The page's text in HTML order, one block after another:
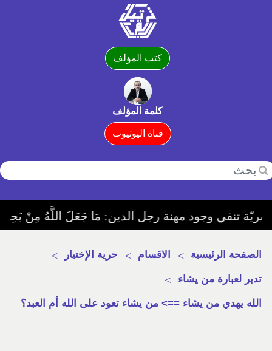
كتب المؤلف
كلمة المؤلف
قناة اليوتيوب
مهنة رجل الدين: مَا جَعَلَ اللَّهُ مِنْ بَحِيرَةٍ وَلَا سَائِبَةٍ وَلَا وَصِيلَةٍ وَلَا حَامٍ وَلَكِنَّ الَّذِينَ كَفَرُوا يَفْتَرُونَ عَلَى اللَّهِ الْكَذِبَ
الصفحة الرئيسية>الاقسام>حرية الإختيار>
تدبر لعبارة من يشاء>
الله يهدي من يشاء ==> من يشاء تعود على الله أم العبد؟